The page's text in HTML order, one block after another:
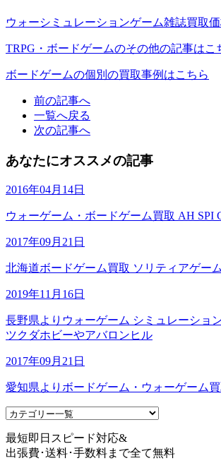
ウォーシミュレーションゲーム雑誌買取
TRPG・ボードゲームのその他の記事はこ
ボードゲームの個別の買取事例はこちら
前の記事へ
一覧へ戻る
次の記事へ
あなたにオススメの記事
2016年04月14日
ウォーゲーム・ボードゲーム買取 AH SPI
2017年09月21日
北海道ボードゲーム買取 ソリティアゲー
2019年11月16日
長野県よりウォーゲーム シミュレーショ
ツクダホビーやアバロンヒル
2017年09月21日
愛知県よりボードゲーム・ウォーゲーム買
最短即日スピード対応&
出張費･送料･手数料まで全て無料